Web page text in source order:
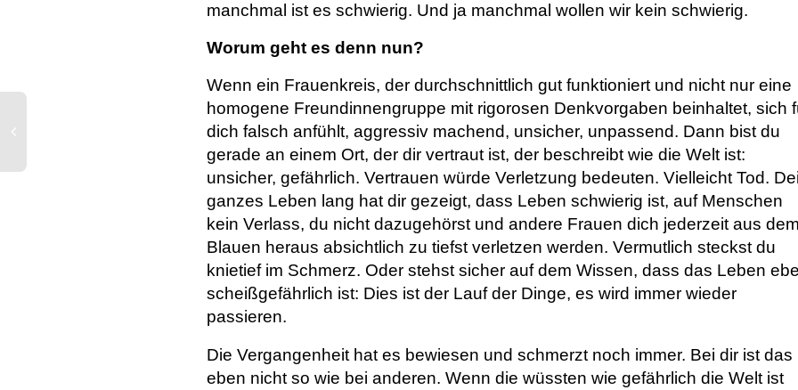
manchmal ist es schwierig. Und ja manchmal wollen wir kein schwierig.
Worum geht es denn nun?
Wenn ein Frauenkreis, der durchschnittlich gut funktioniert und nicht nur eine
homogene Freundinnengruppe mit rigorosen Denkvorgaben beinhaltet, sich
dich falsch anfühlt, aggressiv machend, unsicher, unpassend. Dann bist du
gerade an einem Ort, der dir vertraut ist, der beschreibt wie die Welt ist:
unsicher, gefährlich. Vertrauen würde Verletzung bedeuten. Vielleicht Tod.
ganzes Leben lang hat dir gezeigt, dass Leben schwierig ist, auf Menschen
kein Verlass, du nicht dazugehörst und andere Frauen dich jederzeit aus dem
Blauen heraus absichtlich zu tiefst verletzen werden. Vermutlich steckst du
knietief im Schmerz. Oder stehst sicher auf dem Wissen, dass das Leben
scheißgefährlich ist: Dies ist der Lauf der Dinge, es wird immer wieder
passieren.
Die Vergangenheit hat es bewiesen und schmerzt noch immer. Bei dir ist das
eben nicht so wie bei anderen. Wenn die wüssten wie gefährlich die Welt ist